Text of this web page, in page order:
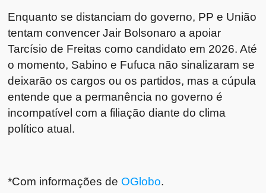
Enquanto se distanciam do governo, PP e União
tentam convencer Jair Bolsonaro a apoiar
Tarcísio de Freitas como candidato em 2026. Até
o momento, Sabino e Fufuca não sinalizaram se
deixarão os cargos ou os partidos, mas a cúpula
entende que a permanência no governo é
incompatível com a filiação diante do clima
político atual.
*Com informações de OGlobo.